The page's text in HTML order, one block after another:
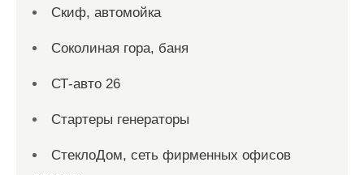
Скиф, автомойка
Соколиная гора, баня
СТ-авто 26
Стартеры генераторы
СтеклоДом, сеть фирменных офисов